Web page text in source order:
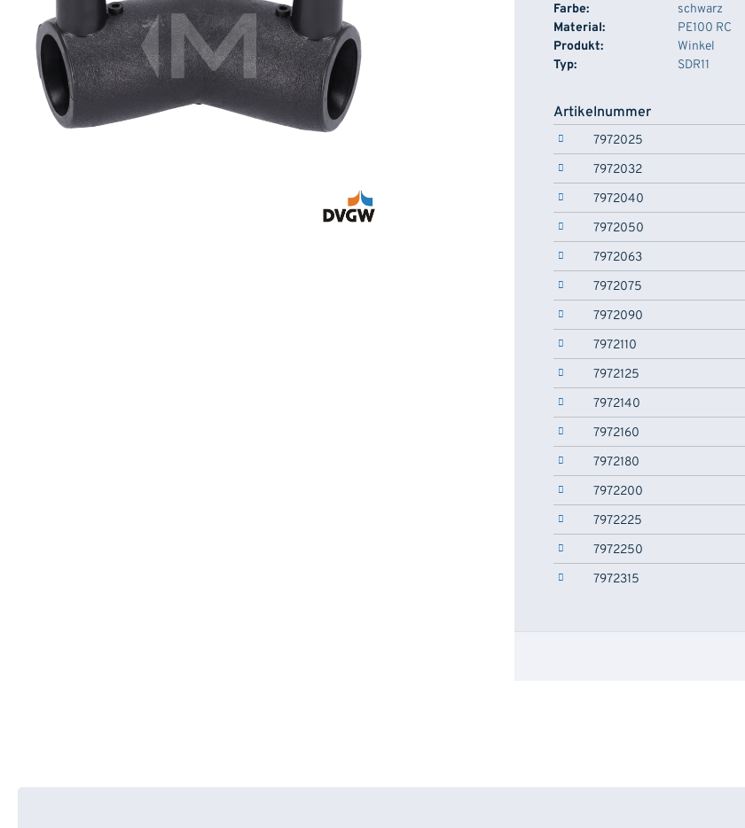
Farbe:
schwarz
Material:
PE100 RC
Produkt:
Winkel
Typ:
SDR11
Artikelnummer
7972025
7972032
7972040
7972050
7972063
7972075
7972090
7972110
7972125
7972140
7972160
7972180
7972200
7972225
7972250
7972315